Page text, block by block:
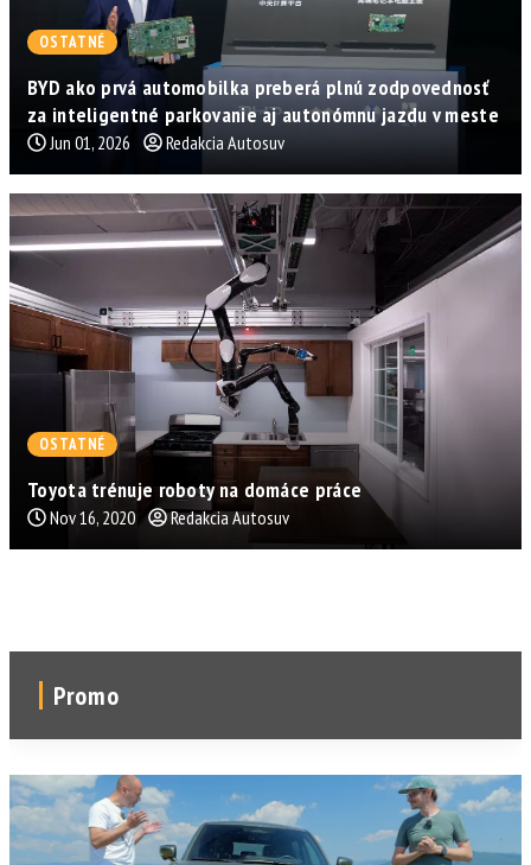
OSTATNÉ
BYD ako prvá automobilka preberá plnú zodpovednosť
za inteligentné parkovanie aj autonómnu jazdu v meste
Jun 01, 2026 Redakcia Autosuv
OSTATNÉ
Toyota trénuje roboty na domáce práce
Nov 16, 2020 Redakcia Autosuv
Promo